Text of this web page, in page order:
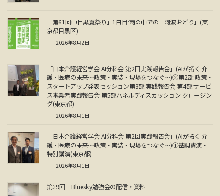
「第61回中目黒夏祭り」1日目:雨の中での「阿波おどり」(東
京都目黒区)
2026年8月2日
「日本介護経営学会 AI分科会 第2回実践報告会」(AIが拓く 介
護・医療の未来～政策・実装・現場をつなぐ～)②第2部:政策・
スタートアップ発表セッション第3部:実践報告会 第4部:サービ
ス事業者実践報告会 第5部パネルディスカッション クロージン
グ(東京都)
2026年8月1日
「日本介護経営学会 AI分科会 第2回実践報告会」(AIが拓く 介
護・医療の未来～政策・実装・現場をつなぐ～)①基調講演・
特別講演(東京都)
2026年8月1日
第39回 Bluesky勉強会の配信・資料